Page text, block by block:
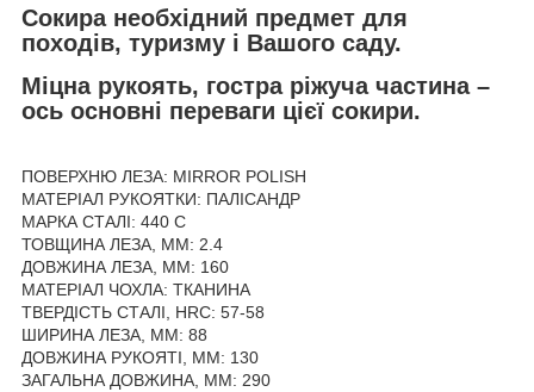
Сокира необхідний предмет для
походів, туризму і Вашого саду.
Міцна рукоять, гостра ріжуча частина –
ось основні переваги цієї сокири.
ПОВЕРХНЮ ЛЕЗА: MIRROR POLISH
МАТЕРІАЛ РУКОЯТКИ: ПАЛІСАНДР
МАРКА СТАЛІ: 440 C
ТОВЩИНА ЛЕЗА, ММ: 2.4
ДОВЖИНА ЛЕЗА, ММ: 160
МАТЕРІАЛ ЧОХЛА: ТКАНИНА
ТВЕРДІСТЬ СТАЛІ, HRC: 57-58
ШИРИНА ЛЕЗА, ММ: 88
ДОВЖИНА РУКОЯТІ, ММ: 130
ЗАГАЛЬНА ДОВЖИНА, ММ: 290